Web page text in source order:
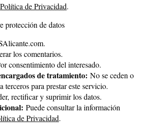
Política de Privacidad.
protección de datos
los comentarios.
consentimiento del interesado.
de tratamiento: No se ceden o
terceros para prestar este servicio.
rectificar y suprimir los datos.
Puede consultar la información
de Privacidad.